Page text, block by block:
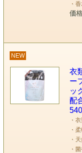
・
価
NEW
衣
ー
ッ
配
・
・
・
・